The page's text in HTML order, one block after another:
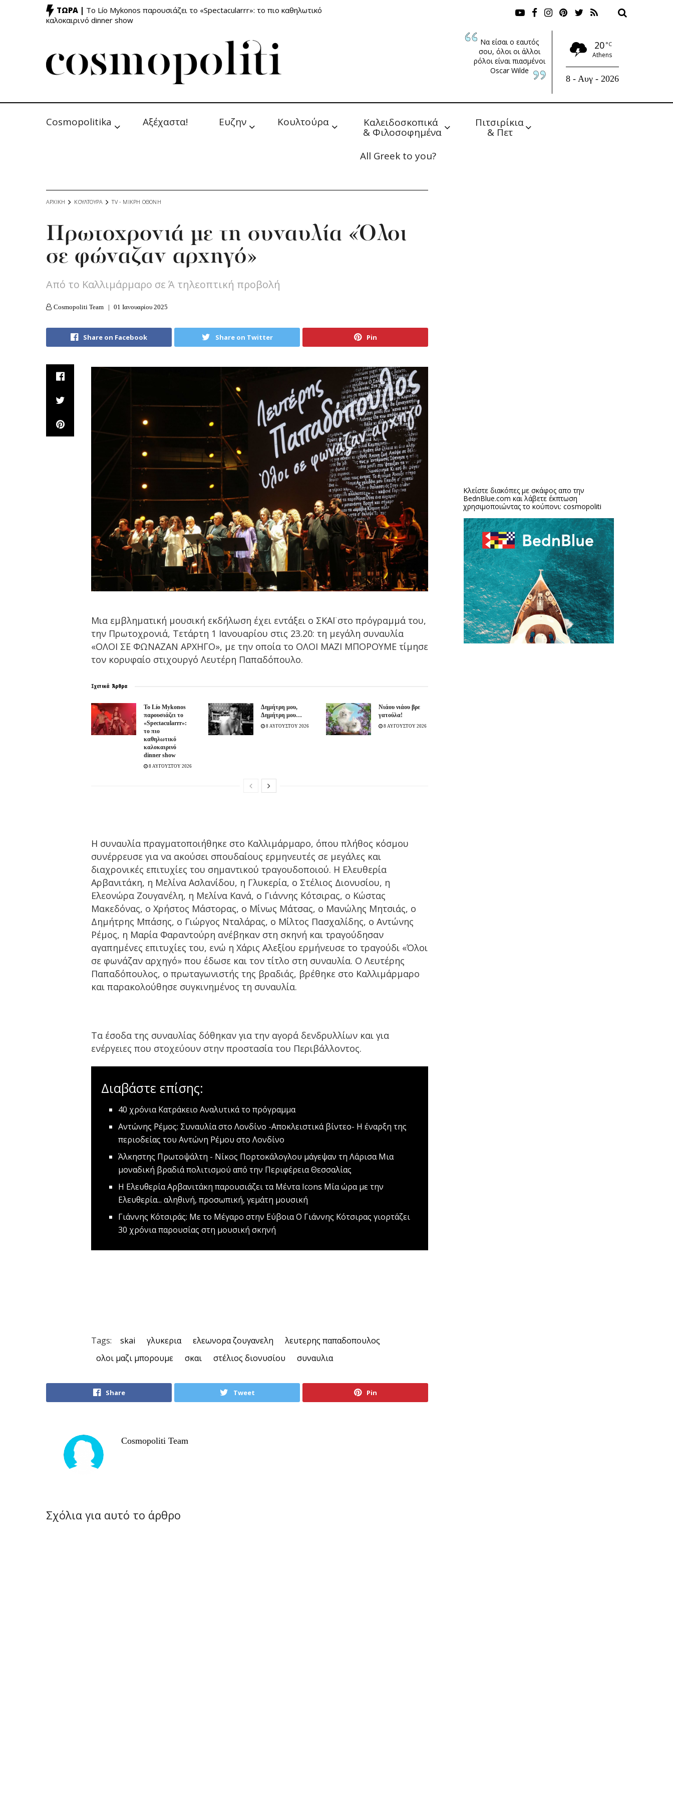
ΤΩΡΑ | Το Lío Mykonos παρουσιάζει το «Spectacularrr»: το πιο καθηλωτικό
καλοκαιρινό dinner show
Να είσαι ο εαυτός
σου, όλοι οι άλλοι
ρόλοι είναι πιασμένοι
Oscar Wilde
20 °C
Athens
8 - Αυγ - 2026
Cosmopolitika Αξέχαστα! Ευζην Κουλτούρα Καλειδοσκοπικά
& Φιλοσοφημένα
Πιτσιρίκια
& Πετ
All Greek to you?
ΑΡΧΙΚΗ ΚΟΥΛΤΟΥΡΑ TV - MΙΚΡΗ ΟΘΟΝΗ
Πρωτοχρονιά με τη συναυλία «Όλοι
σε φώναζαν αρχηγό»
Από το Καλλιμάρμαρο σε Ά τηλεοπτική προβολή
Cosmopoliti Team 01 Ιανουαρίου 2025
Share on Facebook Share on Twitter Pin
Μια εμβληματική μουσική εκδήλωση έχει εντάξει ο ΣΚΑΪ στο πρόγραμμά του,
την Πρωτοχρονιά, Τετάρτη 1 Ιανουαρίου στις 23.20: τη μεγάλη συναυλία
«ΟΛΟΙ ΣΕ ΦΩΝΑΖΑΝ ΑΡΧΗΓΟ», με την οποία το ΟΛΟΙ ΜΑΖΙ ΜΠΟΡΟΥΜΕ τίμησε
τον κορυφαίο στιχουργό Λευτέρη Παπαδόπουλο.
Σχετικά Άρθρα
Το Lío Mykonos
παρουσιάζει το
«Spectacularrr»:
το πιο
καθηλωτικό
καλοκαιρινό
dinner show
8 ΑΥΓΟΥΣΤΟΥ 2026
Δημήτρη μου,
Δημήτρη μου…
8 ΑΥΓΟΥΣΤΟΥ 2026
Νιάου νιάου βρε
γατούλα!
8 ΑΥΓΟΥΣΤΟΥ 2026
Η συναυλία πραγματοποιήθηκε στο Καλλιμάρμαρο, όπου πλήθος κόσμου
συνέρρευσε για να ακούσει σπουδαίους ερμηνευτές σε μεγάλες και
διαχρονικές επιτυχίες του σημαντικού τραγουδοποιού. Η Ελευθερία
Αρβανιτάκη, η Μελίνα Ασλανίδου, η Γλυκερία, ο Στέλιος Διονυσίου, η
Ελεονώρα Ζουγανέλη, η Μελίνα Κανά, ο Γιάννης Κότσιρας, ο Κώστας
Μακεδόνας, ο Χρήστος Μάστορας, ο Μίνως Μάτσας, ο Μανώλης Μητσιάς, ο
Δημήτρης Μπάσης, ο Γιώργος Νταλάρας, ο Μίλτος Πασχαλίδης, ο Αντώνης
Ρέμος, η Μαρία Φαραντούρη ανέβηκαν στη σκηνή και τραγούδησαν
αγαπημένες επιτυχίες του, ενώ η Χάρις Αλεξίου ερμήνευσε το τραγούδι «Όλοι
σε φωνάζαν αρχηγό» που έδωσε και τον τίτλο στη συναυλία. Ο Λευτέρης
Παπαδόπουλος, ο πρωταγωνιστής της βραδιάς, βρέθηκε στο Καλλιμάρμαρο
και παρακολούθησε συγκινημένος τη συναυλία.
Τα έσοδα της συναυλίας δόθηκαν για την αγορά δενδρυλλίων και για
ενέργειες που στοχεύουν στην προστασία του Περιβάλλοντος.
Διαβάστε επίσης:
40 χρόνια Κατράκειο Αναλυτικά το πρόγραμμα
Aντώνης Ρέμος: Συναυλία στο Λονδίνο -Αποκλειστικά βίντεο- Η έναρξη της
περιοδείας του Αντώνη Ρέμου στο Λονδίνο
Άλκηστης Πρωτοψάλτη - Νίκος Πορτοκάλογλου μάγεψαν τη ΛάρισαΜια
μοναδική βραδιά πολιτισμού από την Περιφέρεια Θεσσαλίας
H Ελευθερία Αρβανιτάκη παρουσιάζει τα Μέντα Icons Μία ώρα με την
Ελευθερία... αληθινή, προσωπική, γεμάτη μουσική
Γιάννης Κότσιράς: Με το Μέγαρο στην ΕύβοιαΟ Γιάννης Κότσιρας γιορτάζει
30 χρόνια παρουσίας στη μουσική σκηνή
Tags: skai γλυκερια ελεωνορα ζουγανελη
λευτερης παπαδοπουλος
ολοι μαζι μπορουμε
σκαι στέλιος διονυσίου συναυλια
Share Tweet Pin
Cosmopoliti Team
Σχόλια για αυτό το άρθρο
Κλείστε διακόπες με σκάφος απο την
BednBlue.com και λάβετε έκπτωση
χρησιμοποιώντας το κούπονι: cosmopoliti